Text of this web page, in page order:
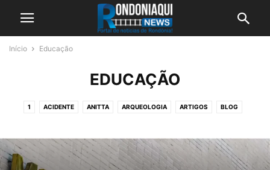
Início Educação
EDUCAÇÃO
1 ACIDENTE ANITTA ARQUEOLOGIA ARTIGOS BLOG
CORONA VÍRUS DESTAQUE ECONOMIA EDUCAÇÃO EMPREGOS
ENTRETENIMENTO ESPECIAL PUBLICITÁRIO EVENTOS